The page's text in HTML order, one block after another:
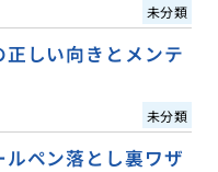
未分類
しい向きとメンテ
未分類
ペン落とし裏ワザ